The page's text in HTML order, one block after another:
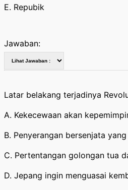
E. Repubik
Jawaban:
Latar belakang terjadinya
A. Kekecewaan akan
B. Penyerangan bersenjata
C. Pertentangan golongan tua
D. Jepang ingin menguasai